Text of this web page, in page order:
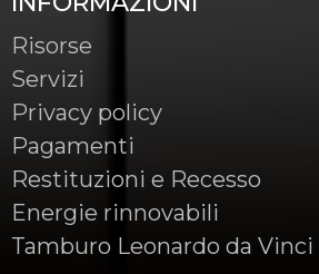
Risorse
Servizi
Privacy policy
Pagamenti
Restituzioni e Recesso
Energie rinnovabili
Tamburo Leonardo da Vinci